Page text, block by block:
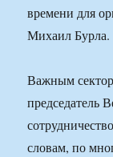
времени для
Михаил Бурла.
Важным
председатель
словам, по